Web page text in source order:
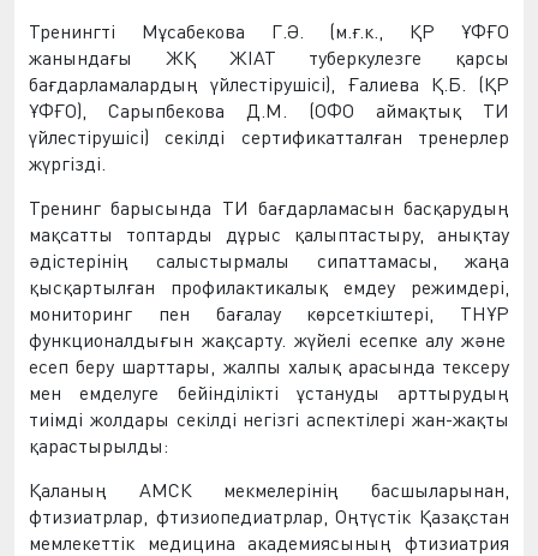
Тренингті Мұсабекова Г.Ә. (м.ғ.к., ҚР ҰФҒО
жанындағы ЖҚ ЖІАТ туберкулезге қарсы
бағдарламалардың үйлестірушісі), Ғалиева Қ.Б. (ҚР
ҰФҒО), Сарыпбекова Д.М. (ОФО аймақтық ТИ
үйлестірушісі) секілді сертификатталған тренерлер
жүргізді.
Тренинг барысында ТИ бағдарламасын басқарудың
мақсатты топтарды дұрыс қалыптастыру, анықтау
әдістерінің салыстырмалы сипаттамасы, жаңа
қысқартылған профилактикалық емдеу режимдері,
мониторинг пен бағалау көрсеткіштері, ТНҰР
функционалдығын жақсарту. жүйелі есепке алу және
есеп беру шарттары, жалпы халық арасында тексеру
мен емделуге бейінділікті ұстануды арттырудың
тиімді жолдары секілді негізгі аспектілері жан-жақты
қарастырылды:
Қаланың АМСК
мекмелерінің басшыларынан,
фтизиатрлар, фтизиопедиатрлар, Оңтүстік Қазақстан
мемлекеттік медицина академиясының фтизиатрия